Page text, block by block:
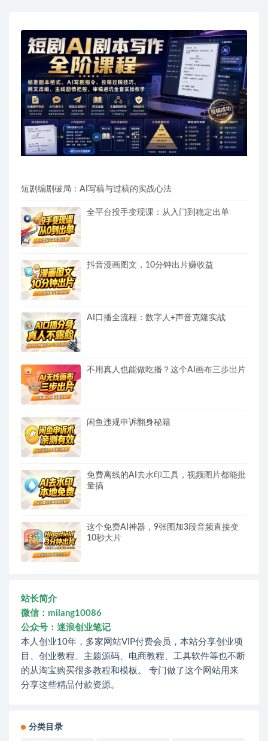
短剧编剧破局：AI写稿与过稿的实战心法
全平台投手变现课：从入门到稳定出单
抖音漫画图文，10分钟出片赚收益
AI口播全流程：数字人+声音克隆实战
不用真人也能做吃播？这个AI画布三步出片
闲鱼违规申诉翻身秘籍
免费离线的AI去水印工具，视频图片都能批
量搞
这个免费AI神器，9张图加3段音频直接变
10秒大片
站长简介
微信：milang10086
公众号：迷浪创业笔记
本人创业10年，多家网站VIP付费会员，本站分享创业项
目、创业教程、主题源码、电商教程、工具软件等也不断
的从淘宝购买很多教程和模板。 专门做了这个网站用来
分享这些精品付款资源。
分类目录